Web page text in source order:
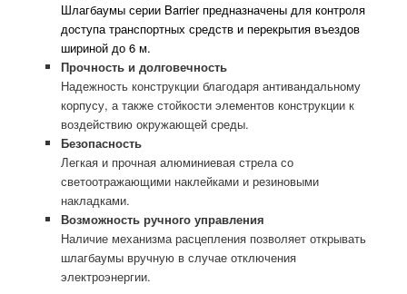
Шлагбаумы серии Barrier предназначены для контроля
доступа транспортных средств и перекрытия въездов
шириной до 6 м.
Прочность и долговечность
Надежность конструкции благодаря антивандальному
корпусу, а также стойкости элементов конструкции к
воздействию окружающей среды.
Безопасность
Легкая и прочная алюминиевая стрела со
светоотражающими наклейками и резиновыми
накладками.
Возможность ручного управления
Наличие механизма расцепления позволяет открывать
шлагбаумы вручную в случае отключения
электроэнергии.